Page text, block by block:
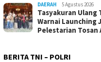
DAERAH 5 Agustus 2026
Tasyakuran Ulang
Warnai Launching
Pelestarian Tosan
BERITA TNI – POLRI